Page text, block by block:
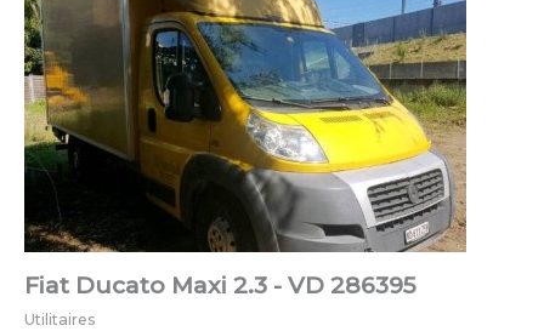
Fiat Ducato Maxi 2.3 - VD 286395
Utilitaires